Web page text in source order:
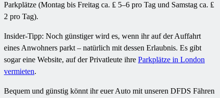
Parkplätze (Montag bis Freitag ca. ₤ 5–6 pro Tag und Samstag ca. ₤
2 pro Tag).
Insider-Tipp: Noch günstiger wird es, wenn ihr auf der Auffahrt
eines Anwohners parkt – natürlich mit dessen Erlaubnis. Es gibt
sogar eine Website, auf der Privatleute ihre Parkplätze in London
vermieten.
Bequem und günstig könnt ihr euer Auto mit unseren DFDS Fähren